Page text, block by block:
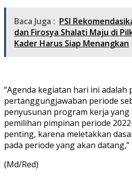
Baca Juga : PSI
dan Firosya Shalati Maju di
Kader Harus Siap Menangkan
“Agenda kegiatan hari ini adalah
pertanggungjawaban periode
penyusunan program kerja yang
pemilihan pimpinan periode
penting, karena meletakkan
pada periode yang akan
(Md/Red)